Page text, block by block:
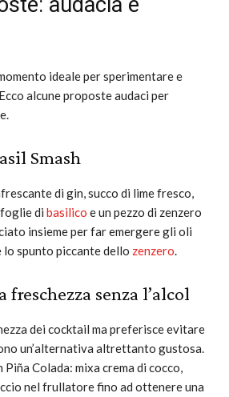
ideale per sperimentare e
alcune proposte audaci per
Smash
di gin, succo di lime fresco,
di basilico e un pezzo di zenzero
insieme per far emergere gli oli
lo spunto piccante dello zenzero.
freschezza senza l’alcol
dei cocktail ma preferisce evitare
un’alternativa altrettanto gustosa.
Piña Colada: mixa crema di cocco,
nel frullatore fino ad ottenere una